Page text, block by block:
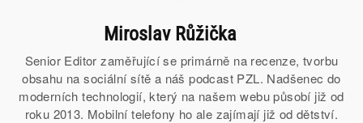
Miroslav Růžička
Senior Editor zaměřující se primárně na recenze, tvorbu
obsahu na sociální sítě a náš podcast PZL. Nadšenec do
moderních technologií, který na našem webu působí již od
roku 2013. Mobilní telefony ho ale zajímají již od dětství.